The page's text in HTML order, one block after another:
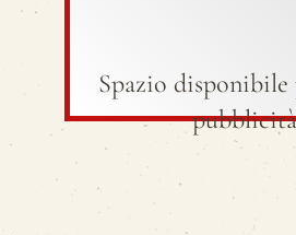
Spazio disponibile
pubblicità